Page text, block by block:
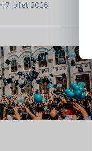
•17 juillet 2026